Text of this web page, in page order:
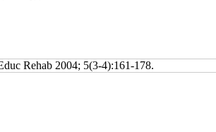
Rehab 2004; 5(3-4):161-178.